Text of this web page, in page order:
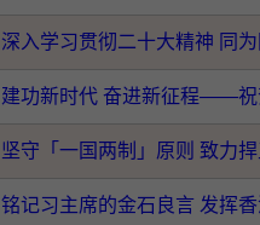
深入学习贯彻二十大精神 同
建功新时代 奋进新征程——祝
坚守「一国两制」原则 致力
铭记习主席的金石良言 发挥